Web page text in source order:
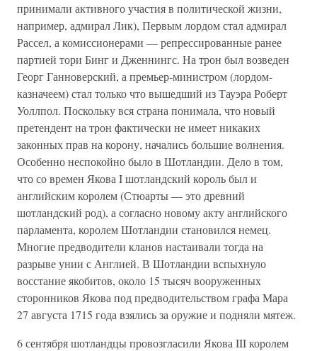
принимали активного участия в политической жизни,
например, адмирал Лик), Первым лордом стал адмирал
Рассел, а комиссионерами — репрессированные ранее
партией тори Бинг и Дженнингс. На трон был возведен
Георг Ганноверский, а премьер-министром (лордом-
казначеем) стал только что вышедший из Тауэра Роберт
Уоллпол. Поскольку вся страна понимала, что новый
претендент на трон фактически не имеет никаких
законных прав на корону, начались большие волнения.
Особенно неспокойно было в Шотландии. Дело в том,
что со времен Якова I шотландский король был и
английским королем (Стюарты — это древний
шотландский род), а согласно новому акту английского
парламента, королем Шотландии становился немец.
Многие предводители кланов настаивали тогда на
разрыве унии с Англией. В Шотландии вспыхнуло
восстание якобитов, около 15 тысяч вооруженных
сторонников Якова под предводительством графа Мара
27 августа 1715 года взялись за оружие и подняли мятеж.
6 сентября шотландцы провозгласили Якова III королем